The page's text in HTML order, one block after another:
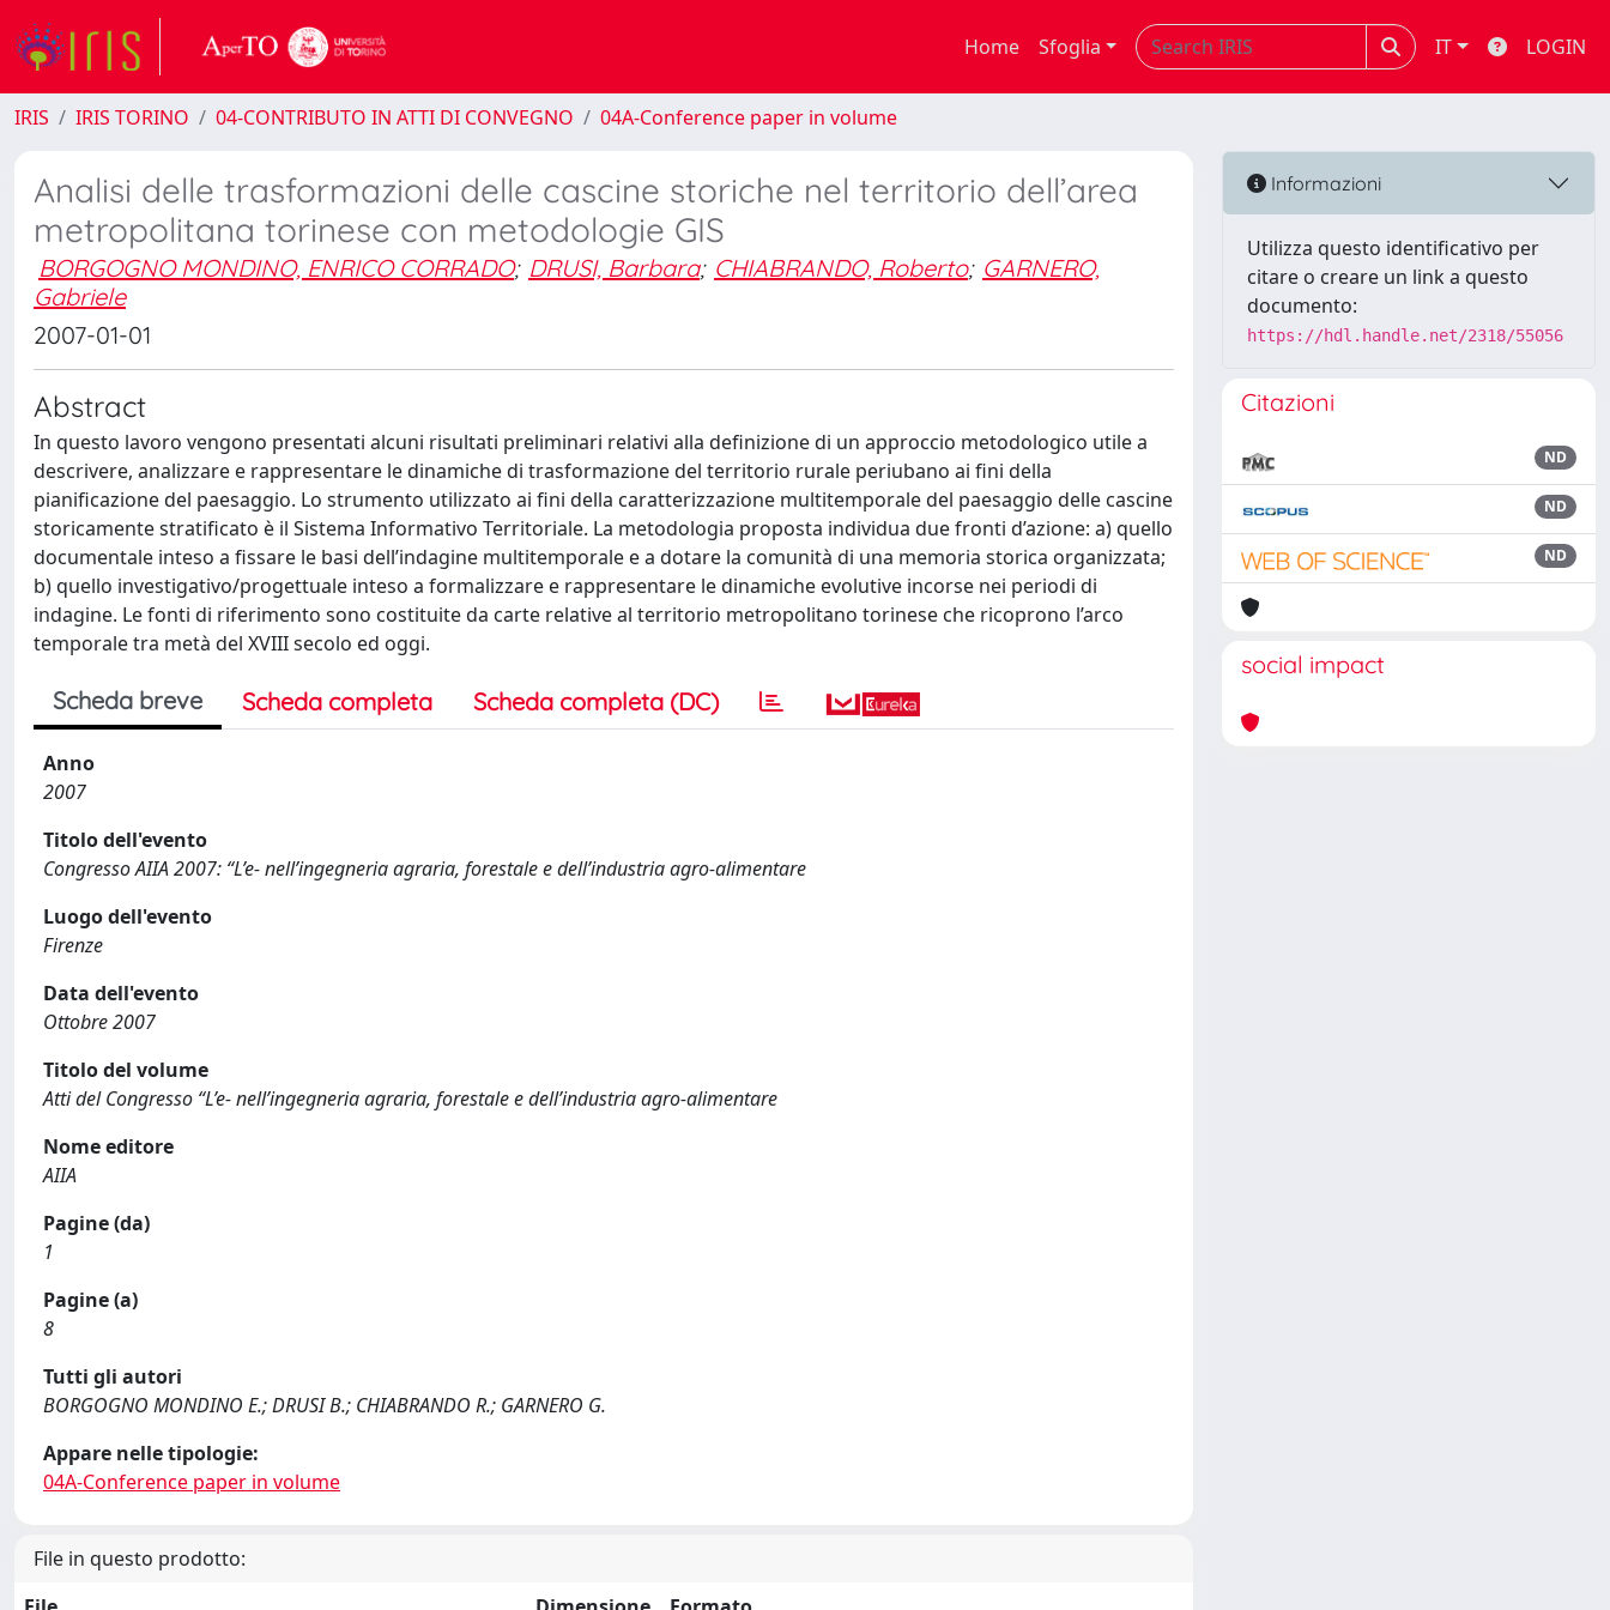
Home Sfoglia IT LOGIN
IRIS IRIS TORINO 04-CONTRIBUTO IN ATTI DI CONVEGNO 04A-Conference paper in volume
Analisi delle trasformazioni delle cascine storiche nel territorio dell’area
metropolitana torinese con metodologie GIS
BORGOGNO MONDINO, ENRICO CORRADO; DRUSI, Barbara; CHIABRANDO, Roberto; GARNERO,
Gabriele
2007-01-01
Abstract
In questo lavoro vengono presentati alcuni risultati preliminari relativi alla definizione di un approccio metodologico utile a
descrivere, analizzare e rappresentare le dinamiche di trasformazione del territorio rurale periubano ai fini della
pianificazione del paesaggio. Lo strumento utilizzato ai fini della caratterizzazione multitemporale del paesaggio delle cascine
storicamente stratificato è il Sistema Informativo Territoriale. La metodologia proposta individua due fronti d’azione: a) quello
documentale inteso a fissare le basi dell’indagine multitemporale e a dotare la comunità di una memoria storica organizzata;
b) quello investigativo/progettuale inteso a formalizzare e rappresentare le dinamiche evolutive incorse nei periodi di
indagine. Le fonti di riferimento sono costituite da carte relative al territorio metropolitano torinese che ricoprono l’arco
temporale tra metà del XVIII secolo ed oggi.
Scheda breve Scheda completa Scheda completa (DC)
Anno
2007
Titolo dell'evento
Congresso AIIA 2007: “L’e- nell’ingegneria agraria, forestale e dell’industria agro-alimentare
Luogo dell'evento
Firenze
Data dell'evento
Ottobre 2007
Titolo del volume
Atti del Congresso “L’e- nell’ingegneria agraria, forestale e dell’industria agro-alimentare
Nome editore
AIIA
Pagine (da)
1
Pagine (a)
8
Tutti gli autori
BORGOGNO MONDINO E.; DRUSI B.; CHIABRANDO R.; GARNERO G.
Appare nelle tipologie:
04A-Conference paper in volume
File in questo prodotto:
Informazioni
Utilizza questo identificativo per
citare o creare un link a questo
documento:
https://hdl.handle.net/2318/55056
Citazioni
ND
ND
ND
social impact